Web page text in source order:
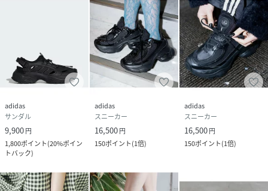
アッパー:合成皮革/合成繊維,底材:合成底
サイズ 23.0cm、23.5cm、24.0cm、24.5cm
品番
PD1431_3270375300002
3270375300002-13-70 PD1431)
adidas
サンダル
9,900円
1,800ポイント(20%ポイン
トバック)
adidas
スニーカー
16,500円
150ポイント(1倍)
adidas
スニーカー
16,500円
150ポイント(1倍)